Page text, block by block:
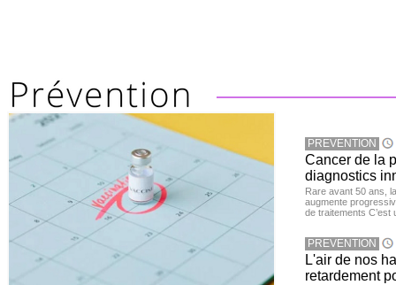
PREVENTION
Cancer de la
diagnostics
Rare avant 50 ans,
augmente
de traitements
PREVENTION
L'air de nos
retardement